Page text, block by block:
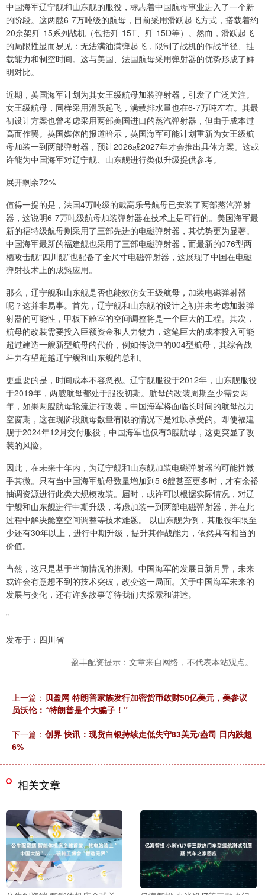
中国海军辽宁舰和山东舰的服役，标志着中国航母事业进入了一个新
的阶段。这两艘6-7万吨级的航母，目前采用滑跃起飞方式，搭载着约
20余架歼-15系列战机（包括歼-15T、歼-15D等）。然而，滑跃起飞
的局限性显而易见：无法满油满弹起飞，限制了战机的作战半径、挂
载能力和制空时间。这与美国、法国航母采用弹射器的优势形成了鲜
明对比。
近期，英国海军计划为其女王级航母加装弹射器，引发了广泛关注。
女王级航母，同样采用滑跃起飞，满载排水量也在6-7万吨左右。其最
初设计方案也曾考虑采用两部美国进口的蒸汽弹射器，但由于成本过
高而作罢。英国媒体的报道暗示，英国海军可能计划重新为女王级航
母加装一到两部弹射器，预计2026或2027年才会推出具体方案。这或
许能为中国海军对辽宁舰、山东舰进行类似升级提供参考。
展开剩余72%
值得一提的是，法国4万吨级的戴高乐号航母已安装了两部蒸汽弹射
器，这说明6-7万吨级航母加装弹射器在技术上是可行的。美国海军最
新的福特级航母则采用了三部先进的电磁弹射器，其优势更为显著。
中国海军最新的福建舰也采用了三部电磁弹射器，而最新的076型两
栖攻击舰“四川舰”也配备了全尺寸电磁弹射器，这展现了中国在电磁
弹射技术上的成熟应用。
那么，辽宁舰和山东舰是否也能效仿女王级航母，加装电磁弹射器
呢？这并非易事。首先，辽宁舰和山东舰的设计之初并未考虑加装弹
射器的可能性，甲板下舱室的空间调整将是一个巨大的工程。其次，
航母的改装需要投入巨额资金和人力物力，这笔巨大的成本投入可能
超过建造一艘新型航母的代价，例如传说中的004型航母，其综合战
斗力有望超越辽宁舰和山东舰的总和。
更重要的是，时间成本不容忽视。辽宁舰服役于2012年，山东舰服役
于2019年，两艘航母都处于服役初期。航母的改装周期至少需要两
年，如果两艘航母轮流进行改装，中国海军将面临长时间的航母战力
空窗期，这在现阶段航母数量有限的情况下是难以承受的。即使福建
舰于2024年12月交付服役，中国海军也仅有3艘航母，这更突显了改
装的风险。
因此，在未来十年内，为辽宁舰和山东舰加装电磁弹射器的可能性微
乎其微。只有当中国海军航母数量增加到5-6艘甚至更多时，才有余裕
抽调资源进行此类大规模改装。届时，或许可以根据实际情况，对辽
宁舰和山东舰进行中期升级，考虑加装一到两部电磁弹射器，并在此
过程中解决舱室空间调整等技术难题。 以山东舰为例，其服役年限至
少还有30年以上，进行中期升级，提升其作战能力，依然具有相当的
价值。
当然，这只是基于当前情况的推测。中国海军的发展日新月异，未来
或许会有意想不到的技术突破，改变这一局面。关于中国海军未来的
发展与变化，还有许多故事等待我们去探索和讲述。
"
发布于：四川省
盈丰配资提示：文章来自网络，不代表本站观点。
上一篇： 贝盈网 特朗普家族发行加密货币敛财50亿美元，美参议
员沃伦：“特朗普是个大骗子！”
下一篇： 创界 快讯：现货白银持续走低失守83美元/盎司 日内跌超
6%
相关文章